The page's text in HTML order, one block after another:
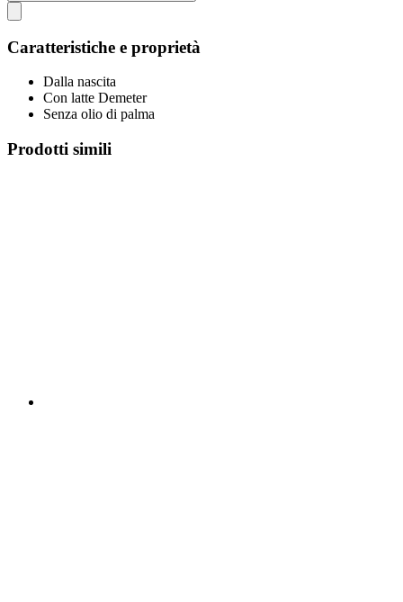
Caratteristiche e proprietà
Dalla nascita
Con latte Demeter
Senza olio di palma
Prodotti simili